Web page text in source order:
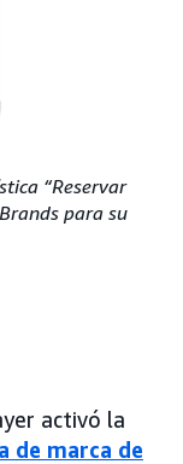
“Reservar
para su
activó la
de marca de